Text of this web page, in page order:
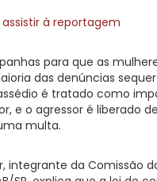
à reportagem
para que as
das denúncias
é tratado como
e o agressor é liberado
multa.
integrante da Comissão